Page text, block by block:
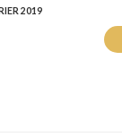
2019